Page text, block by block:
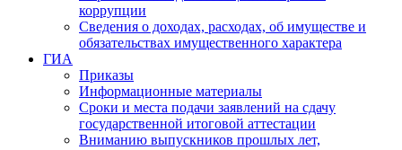
коррупции
Сведения о доходах, расходах, об имуществе и
обязательствах имущественного характера
ГИА
Приказы
Информационные материалы
Сроки и места подачи заявлений на сдачу
государственной итоговой аттестации
Вниманию выпускников прошлых лет,